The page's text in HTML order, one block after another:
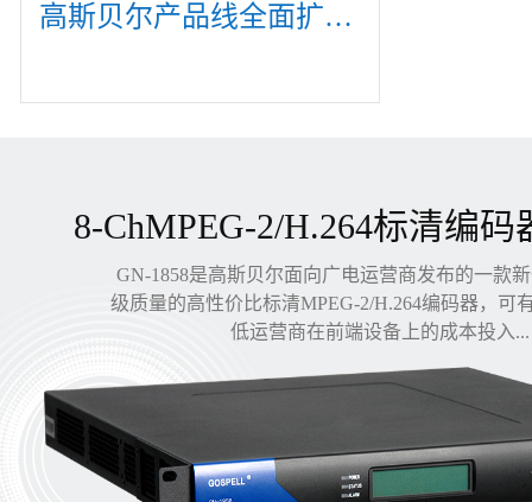
高斯贝尔产品线全面扩展，众多新产品亮相CommunicAsia 2019
8-ChMPEG-2/H.264标清编码
GN-1858是高斯贝尔面向广电运营商发布的一款
级质量的高性价比标清MPEG-2/H.264编码器，可
低运营商在前端设备上的成本投入...